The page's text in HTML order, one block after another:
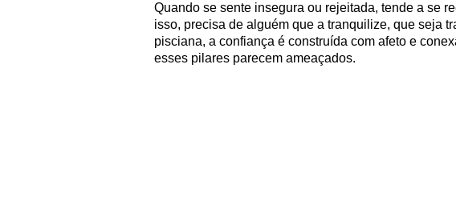
Quando se sente insegura ou rejeitada, tende a se
isso, precisa de alguém que a tranquilize, que seja
pisciana, a confiança é construída com afeto e
esses pilares parecem ameaçados.